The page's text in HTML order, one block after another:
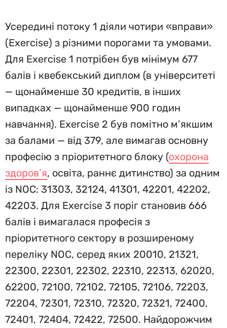
Усередині потоку 1 діяли чотири «вправи»
(Exercise) з різними порогами та умовами.
Для Exercise 1 потрібен був мінімум 677
балів і квебекський диплом (в університеті
— щонайменше 30 кредитів, в інших
випадках — щонайменше 900 годин
навчання). Exercise 2 був помітно м’якшим
за балами — від 379, але вимагав основну
професію з пріоритетного блоку (охорона
здоров’я, освіта, раннє дитинство) за одним
із NOC: 31303, 32124, 41301, 42201, 42202,
42203. Для Exercise 3 поріг становив 666
балів і вимагалася професія з
пріоритетного сектору в розширеному
переліку NOC, серед яких 20010, 21321,
22300, 22301, 22302, 22310, 22313, 62020,
62200, 72100, 72102, 72105, 72106, 72203,
72204, 72301, 72310, 72320, 72321, 72400,
72401, 72404, 72422, 72500. Найдорожчим